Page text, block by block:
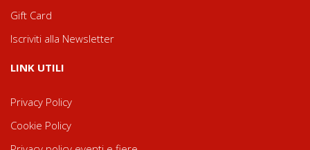
Gift Card
Iscriviti alla Newsletter
LINK UTILI
Privacy Policy
Cookie Policy